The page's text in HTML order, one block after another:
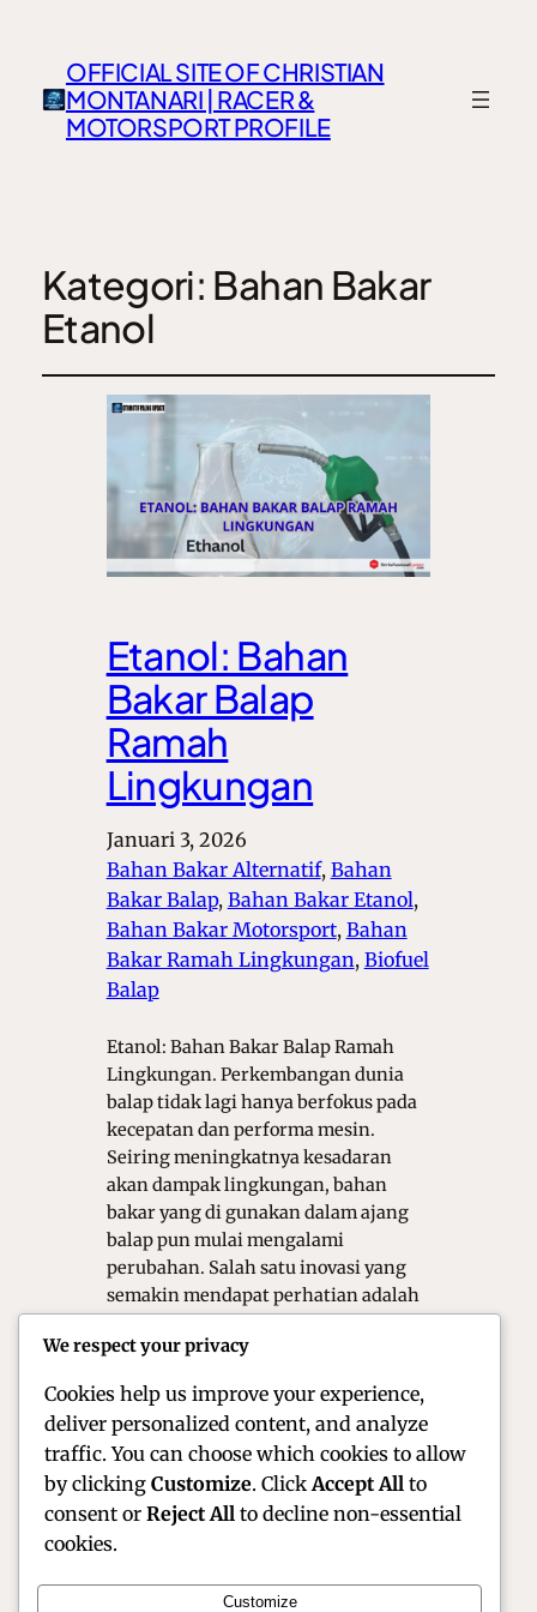
OFFICIAL SITE OF CHRISTIAN
MONTANARI | RACER &
MOTORSPORT PROFILE
Kategori: Bahan Bakar
Etanol
Etanol: Bahan
Bakar Balap
Ramah
Lingkungan
Januari 3, 2026
Bahan Bakar Alternatif, Bahan
Bakar Balap, Bahan Bakar Etanol ,
Bahan Bakar Motorsport, Bahan
Bakar Ramah Lingkungan, Biofuel
Balap
Etanol: Bahan Bakar Balap Ramah
Lingkungan. Perkembangan dunia
balap tidak lagi hanya berfokus pada
kecepatan dan performa mesin.
Seiring meningkatnya kesadaran
akan dampak lingkungan, bahan
bakar yang di gunakan dalam ajang
balap pun mulai mengalami
perubahan. Salah satu inovasi yang
semakin mendapat perhatian adalah
mampu menghadirkan performa
We respect your privacy
Cookies help us improve your experience,
deliver personalized content, and analyze
traffic. You can choose which cookies to allow
by clicking Customize. Click Accept All to
consent or Reject All to decline non-essential
cookies.
Customize